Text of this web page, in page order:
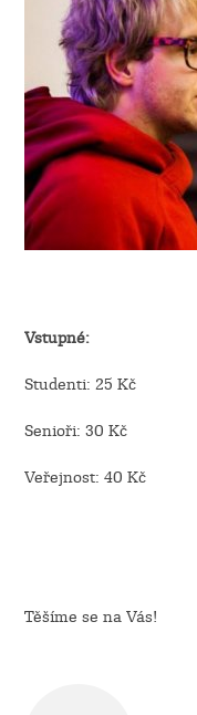
Vstupné:
Studenti: 25 Kč
Senioři: 30 Kč
Veřejnost: 40 Kč
Těšíme se na Vás!